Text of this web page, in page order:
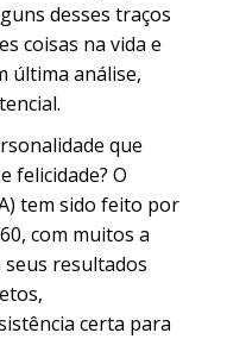
desses traços
coisas na vida e
última análise,
que
felicidade? O
tem sido feito por
com muitos a
resultados
certa para